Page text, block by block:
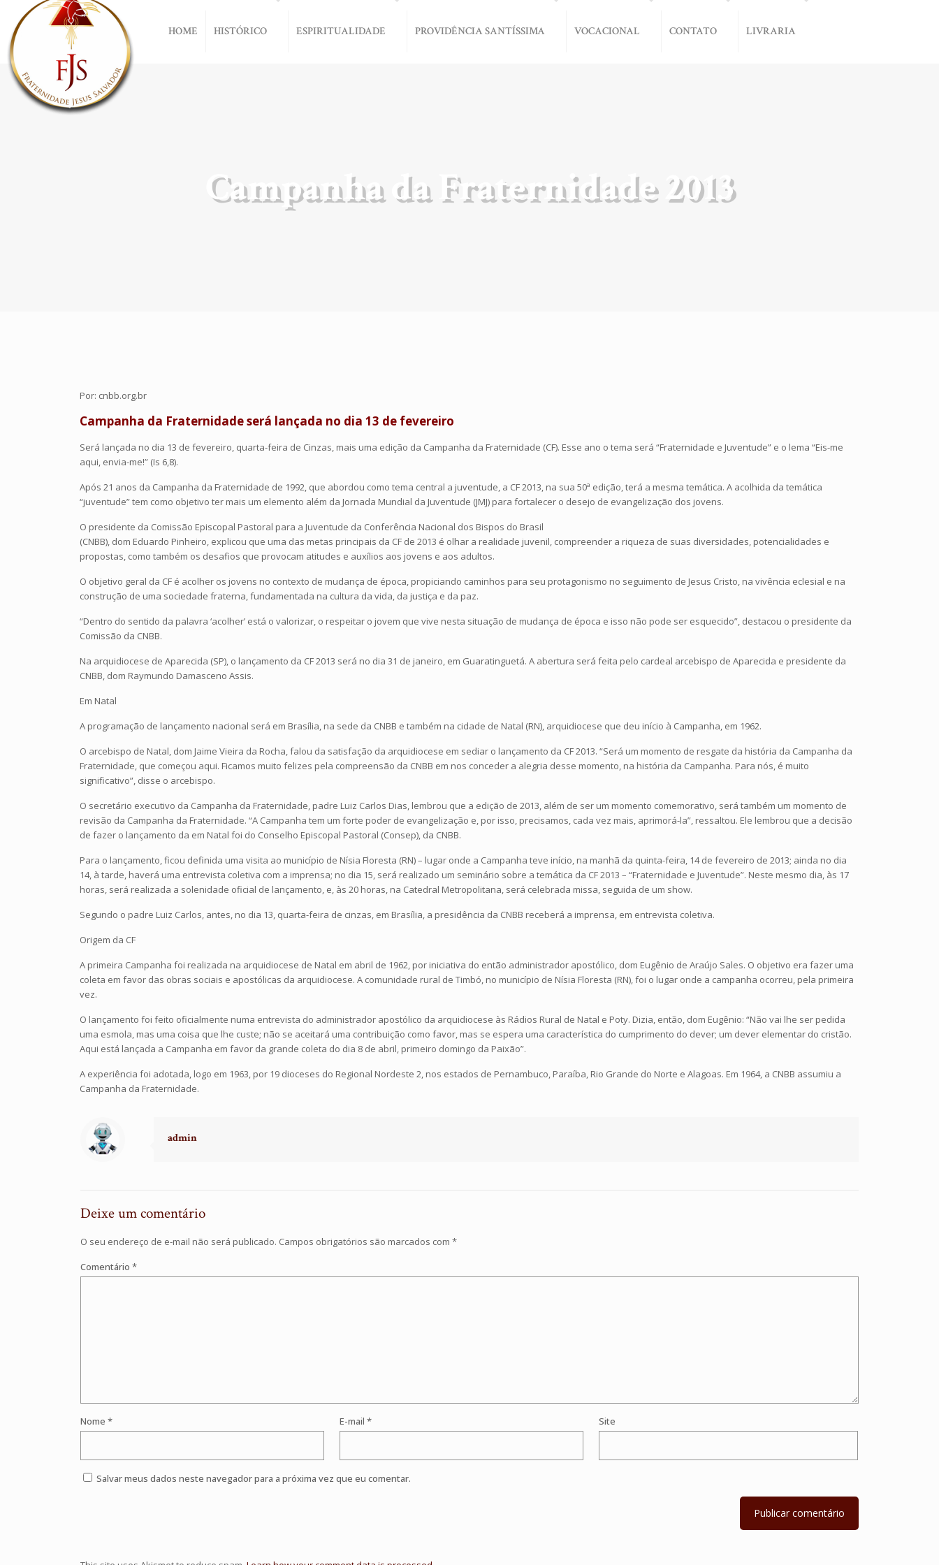
HOME HISTÓRICO ESPIRITUALIDADE PROVIDÊNCIA SANTÍSSIMA VOCACIONAL CONTATO LIVRARIA
Campanha da Fraternidade 2013
Por: cnbb.org.br
Campanha da Fraternidade será lançada no dia 13 de fevereiro
Será lançada no dia 13 de fevereiro, quarta-feira de Cinzas, mais uma edição da Campanha da Fraternidade (CF). Esse ano o tema será “Fraternidade e Juventude” e o lema “Eis-me
aqui, envia-me!” (Is 6,8).
Após 21 anos da Campanha da Fraternidade de 1992, que abordou como tema central a juventude, a CF 2013, na sua 50ª edição, terá a mesma temática. A acolhida da temática
“juventude” tem como objetivo ter mais um elemento além da Jornada Mundial da Juventude (JMJ) para fortalecer o desejo de evangelização dos jovens.
O presidente da Comissão Episcopal Pastoral para a Juventude da Conferência Nacional dos Bispos do Brasil
(CNBB), dom Eduardo Pinheiro, explicou que uma das metas principais da CF de 2013 é olhar a realidade juvenil, compreender a riqueza de suas diversidades, potencialidades e
propostas, como também os desafios que provocam atitudes e auxílios aos jovens e aos adultos.
O objetivo geral da CF é acolher os jovens no contexto de mudança de época, propiciando caminhos para seu protagonismo no seguimento de Jesus Cristo, na vivência eclesial e na
construção de uma sociedade fraterna, fundamentada na cultura da vida, da justiça e da paz.
“Dentro do sentido da palavra ‘acolher’ está o valorizar, o respeitar o jovem que vive nesta situação de mudança de época e isso não pode ser esquecido”, destacou o presidente da
Comissão da CNBB.
Na arquidiocese de Aparecida (SP), o lançamento da CF 2013 será no dia 31 de janeiro, em Guaratinguetá. A abertura será feita pelo cardeal arcebispo de Aparecida e presidente da
CNBB, dom Raymundo Damasceno Assis.
Em Natal
A programação de lançamento nacional será em Brasília, na sede da CNBB e também na cidade de Natal (RN), arquidiocese que deu início à Campanha, em 1962.
O arcebispo de Natal, dom Jaime Vieira da Rocha, falou da satisfação da arquidiocese em sediar o lançamento da CF 2013. “Será um momento de resgate da história da Campanha da
Fraternidade, que começou aqui. Ficamos muito felizes pela compreensão da CNBB em nos conceder a alegria desse momento, na história da Campanha. Para nós, é muito
significativo”, disse o arcebispo.
O secretário executivo da Campanha da Fraternidade, padre Luiz Carlos Dias, lembrou que a edição de 2013, além de ser um momento comemorativo, será também um momento de
revisão da Campanha da Fraternidade. “A Campanha tem um forte poder de evangelização e, por isso, precisamos, cada vez mais, aprimorá-la”, ressaltou. Ele lembrou que a decisão
de fazer o lançamento da em Natal foi do Conselho Episcopal Pastoral (Consep), da CNBB.
Para o lançamento, ficou definida uma visita ao município de Nísia Floresta (RN) – lugar onde a Campanha teve início, na manhã da quinta-feira, 14 de fevereiro de 2013; ainda no dia
14, à tarde, haverá uma entrevista coletiva com a imprensa; no dia 15, será realizado um seminário sobre a temática da CF 2013 – “Fraternidade e Juventude”. Neste mesmo dia, às 17
horas, será realizada a solenidade oficial de lançamento, e, às 20 horas, na Catedral Metropolitana, será celebrada missa, seguida de um show.
Segundo o padre Luiz Carlos, antes, no dia 13, quarta-feira de cinzas, em Brasília, a presidência da CNBB receberá a imprensa, em entrevista coletiva.
Origem da CF
A primeira Campanha foi realizada na arquidiocese de Natal em abril de 1962, por iniciativa do então administrador apostólico, dom Eugênio de Araújo Sales. O objetivo era fazer uma
coleta em favor das obras sociais e apostólicas da arquidiocese. A comunidade rural de Timbó, no município de Nísia Floresta (RN), foi o lugar onde a campanha ocorreu, pela primeira
vez.
O lançamento foi feito oficialmente numa entrevista do administrador apostólico da arquidiocese às Rádios Rural de Natal e Poty. Dizia, então, dom Eugênio: “Não vai lhe ser pedida
uma esmola, mas uma coisa que lhe custe; não se aceitará uma contribuição como favor, mas se espera uma característica do cumprimento do dever; um dever elementar do cristão.
Aqui está lançada a Campanha em favor da grande coleta do dia 8 de abril, primeiro domingo da Paixão”.
A experiência foi adotada, logo em 1963, por 19 dioceses do Regional Nordeste 2, nos estados de Pernambuco, Paraíba, Rio Grande do Norte e Alagoas. Em 1964, a CNBB assumiu a
Campanha da Fraternidade.
admin
Deixe um comentário
O seu endereço de e-mail não será publicado. Campos obrigatórios são marcados com *
Comentário *
Nome * E-mail * Site
Salvar meus dados neste navegador para a próxima vez que eu comentar.